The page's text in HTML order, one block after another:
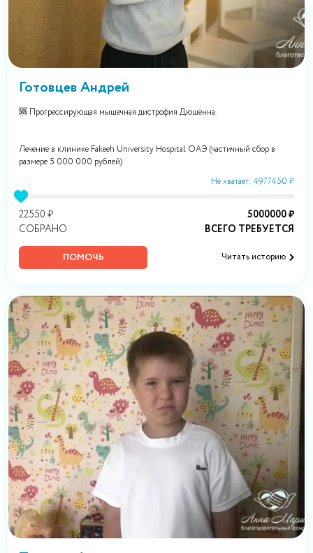
Готовцев Андрей
🆘 Прогрессирующая мышечная дистрофия Дюшенна.
Лечение в клинике Fakeeh University Hospital OAЭ (частичный сбор в
размере 5 000 000 рублей)
Не хватает: 4977450 ₽
22550 ₽
СОБРАНО
5000000 ₽
ВСЕГО ТРЕБУЕТСЯ
ПОМОЧЬ Читать историю